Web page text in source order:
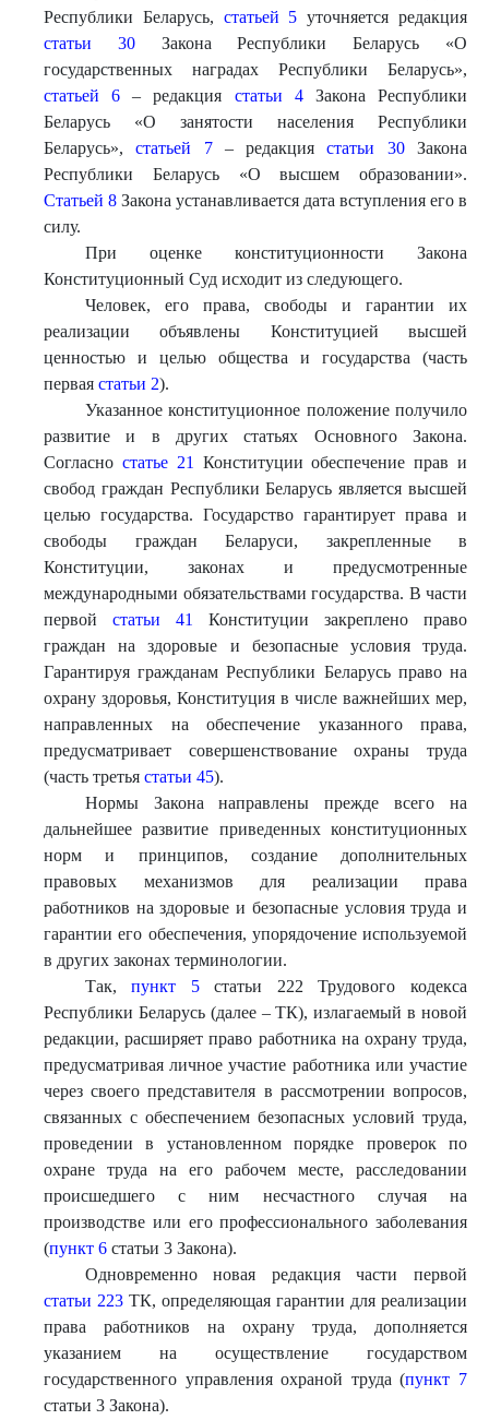
Республики Беларусь, статьей 5 уточняется редакция
статьи 30Закона Республики Беларусь «О
государственных наградах Республики Беларусь»,
статьей 6 – редакция статьи 4Закона Республики
Беларусь «О занятости населения Республики
Беларусь»,статьей 7– редакциястатьи 30Закона
Республики Беларусь «О высшем образовании».
Статьей 8 Закона устанавливается дата вступления его в
силу.
При оценке конституционности Закона
Конституционный Суд исходит из следующего.
Человек, его права, свободы и гарантии их
реализации объявлены Конституцией высшей
ценностью и целью общества и государства (часть
первая статьи 2).
Указанное конституционное положение получило
развитие и в других статьях Основного Закона.
Согласно статье 21
Конституции обеспечение прав и
свобод граждан Республики Беларусь является высшей
целью государства. Государство гарантирует права и
свободы граждан Беларуси, закрепленные в
Конституции, законах и предусмотренные
международными обязательствами государства. В части
первой статьи 41
Конституции закреплено право
граждан на здоровые и безопасные условия труда.
Гарантируя гражданам Республики Беларусь право на
охрану здоровья, Конституция в числе важнейших мер,
направленных на обеспечение указанного права,
предусматривает совершенствование охраны труда
(часть третья статьи 45).
Нормы Закона направлены прежде всего на
дальнейшее развитие приведенных конституционных
норм и принципов, создание дополнительных
правовых механизмов для реализации права
работников на здоровые и безопасные условия труда и
гарантии его обеспечения, упорядочение используемой
в других законах терминологии.
Так,пункт 5статьи 222 Трудового кодекса
Республики Беларусь (далее – ТК), излагаемый в новой
редакции, расширяет право работника на охрану труда,
предусматривая личное участие работника или участие
через своего представителя в рассмотрении вопросов,
связанных с обеспечением безопасных условий труда,
проведении в установленном порядке проверок по
охране труда на его рабочем месте, расследовании
происшедшего с ним несчастного случая на
производстве или его профессионального заболевания
(пункт 6 статьи 3 Закона).
Одновременно новая редакция части первой
статьи 223 ТК, определяющая гарантии для реализации
права работников на охрану труда, дополняется
указанием на осуществление государством
государственного управления охраной труда (пункт 7
статьи 3 Закона).